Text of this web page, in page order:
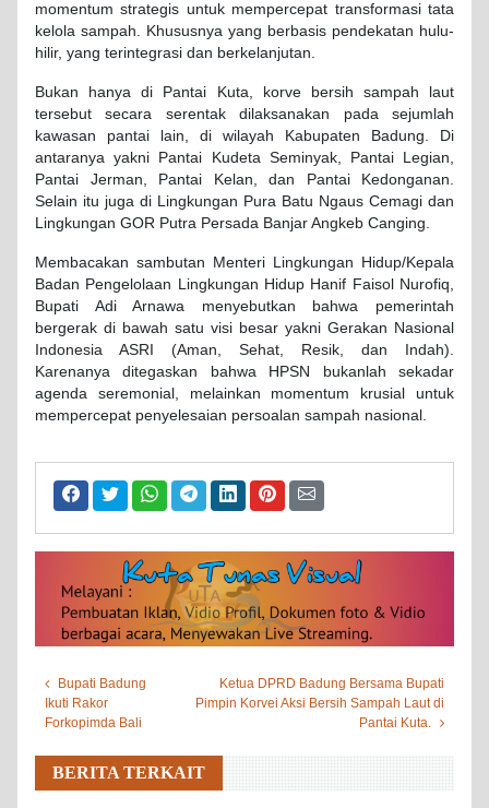
momentum strategis untuk mempercepat transformasi tata
kelola sampah. Khususnya yang berbasis pendekatan hulu-
hilir, yang terintegrasi dan berkelanjutan.
Bukan hanya di Pantai Kuta, korve bersih sampah laut
tersebut secara serentak dilaksanakan pada sejumlah
kawasan pantai lain, di wilayah Kabupaten Badung. Di
antaranya yakni Pantai Kudeta Seminyak, Pantai Legian,
Pantai Jerman, Pantai Kelan, dan Pantai Kedonganan.
Selain itu juga di Lingkungan Pura Batu Ngaus Cemagi dan
Lingkungan GOR Putra Persada Banjar Angkeb Canging.
Membacakan sambutan Menteri Lingkungan Hidup/Kepala
Badan Pengelolaan Lingkungan Hidup Hanif Faisol Nurofiq,
Bupati Adi Arnawa menyebutkan bahwa pemerintah
bergerak di bawah satu visi besar yakni Gerakan Nasional
Indonesia ASRI (Aman, Sehat, Resik, dan Indah).
Karenanya ditegaskan bahwa HPSN bukanlah sekadar
agenda seremonial, melainkan momentum krusial untuk
mempercepat penyelesaian persoalan sampah nasional.
Bupati Badung
Ikuti Rakor
Forkopimda Bali
Ketua DPRD Badung Bersama Bupati
Pimpin Korvei Aksi Bersih Sampah Laut di
Pantai Kuta.
BERITA TERKAIT